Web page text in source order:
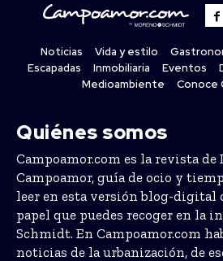
Noticias Vida y estilo
Escapadas
Inmobiliaria Eventos
Medioambiente
Conoce
Quiénes somos
Campoamor.com es la revista de
Campoamor, guía de ocio y
leer en esta versión blog-digital
papel que puedes recoger en la
Schmidt. En Campoamor.com
noticias de la urbanización, de